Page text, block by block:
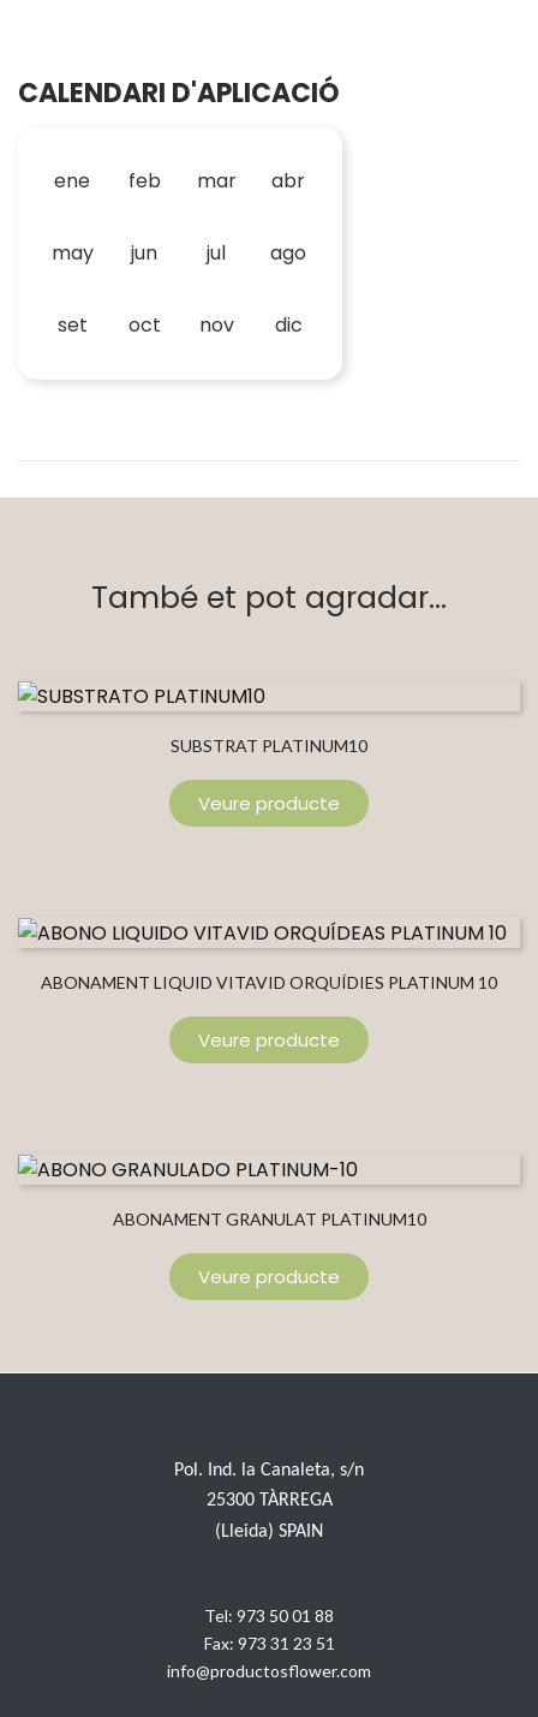
CALENDARI D'APLICACIÓ
ene feb mar abr
may jun jul ago
set oct nov dic
També et pot agradar...
SUBSTRAT PLATINUM10
Veure producte
ABONAMENT LIQUID VITAVID ORQUÍDIES PLATINUM 10
Veure producte
ABONAMENT GRANULAT PLATINUM10
Veure producte
Pol. Ind. la Canaleta, s/n
25300 TÀRREGA
(Lleida) SPAIN
Tel: 973 50 01 88
Fax: 973 31 23 51
info@productosflower.com